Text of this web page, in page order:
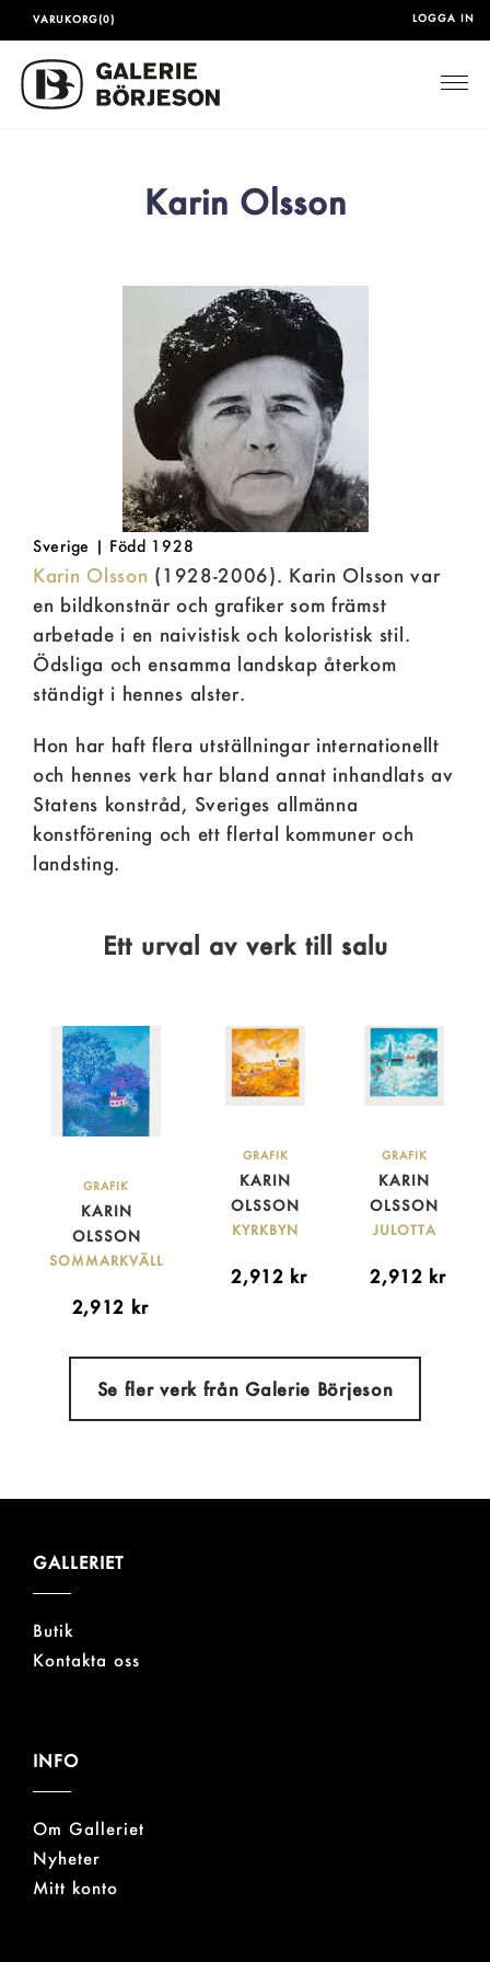
LOGGA IN
VARUKORG(0)
Karin Olsson
Sverige | Född 1928
Karin Olsson (1928-2006). Karin Olsson var
en bildkonstnär och grafiker som främst
arbetade i en naivistisk och koloristisk stil.
Ödsliga och ensamma landskap återkom
ständigt i hennes alster.
Hon har haft flera utställningar internationellt
och hennes verk har bland annat inhandlats av
Statens konstråd, Sveriges allmänna
konstförening och ett flertal kommuner och
landsting.
Ett urval av verk till salu
GRAFIK
KARIN
OLSSON
SOMMARKVÄLL
2,912 kr
GRAFIK
KARIN
OLSSON
KYRKBYN
2,912 kr
GRAFIK
KARIN
OLSSON
JULOTTA
2,912 kr
Se fler verk från Galerie Börjeson
GALLERIET
Butik
Kontakta oss
INFO
Om Galleriet
Nyheter
Mitt konto